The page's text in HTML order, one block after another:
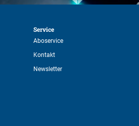
Service
Aboservice
Kontakt
Newsletter